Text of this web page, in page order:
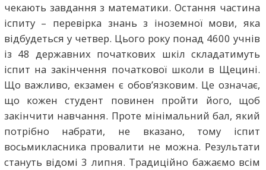
чекають завдання з математики. Остання частина
іспиту – перевірка знань з іноземної мови, яка
відбудеться у четвер. Цього року понад 4600 учнів
із 48 державних початкових шкіл складатимуть
іспит на закінчення початкової школи в Щецині.
Що важливо, екзамен є обов’язковим. Це означає,
що кожен студент повинен пройти його, щоб
закінчити навчання. Проте мінімальний бал, який
потрібно набрати, не вказано, тому іспит
восьмикласника провалити не можна. Результати
стануть відомі 3 липня. Традиційно бажаємо всім